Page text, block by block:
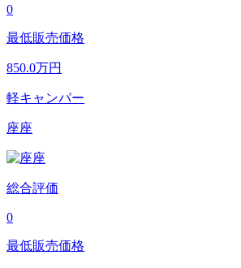
0
最低販売価格
850.0万円
軽キャンパー
座座
総合評価
0
最低販売価格